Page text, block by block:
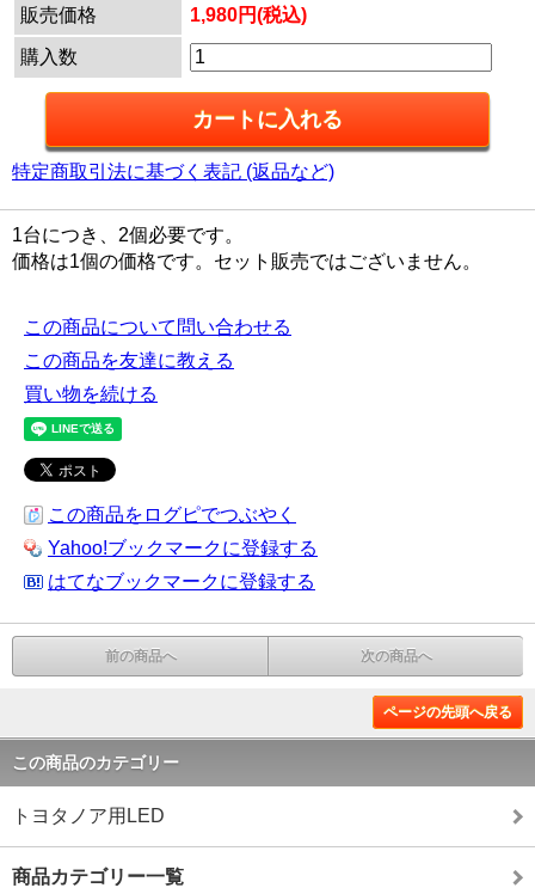
販売価格
1,980円(税込)
購入数
特定商取引法に基づく表記 (返品など)
1台につき、2個必要です。
価格は1個の価格です。セット販売ではございません。
この商品について問い合わせる
この商品を友達に教える
買い物を続ける
この商品をログピでつぶやく
Yahoo!ブックマークに登録する
はてなブックマークに登録する
前の商品へ 次の商品へ
ページの先頭へ戻る
この商品のカテゴリー
トヨタノア用LED
商品カテゴリー一覧